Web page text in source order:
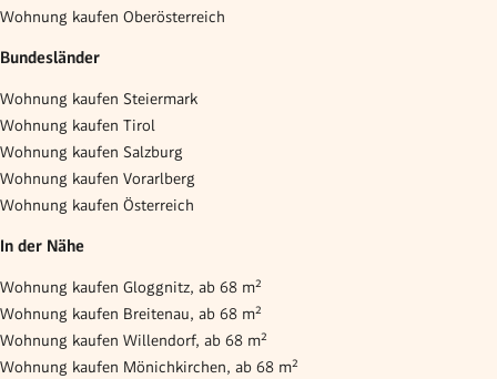
Wohnung kaufen Oberösterreich
Bundesländer
Wohnung kaufen Steiermark
Wohnung kaufen Tirol
Wohnung kaufen Salzburg
Wohnung kaufen Vorarlberg
Wohnung kaufen Österreich
In der Nähe
Wohnung kaufen Gloggnitz, ab 68 m²
Wohnung kaufen Breitenau, ab 68 m²
Wohnung kaufen Willendorf, ab 68 m²
Wohnung kaufen Mönichkirchen, ab 68 m²